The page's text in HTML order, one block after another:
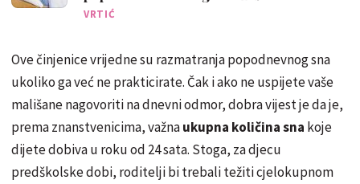
VRTIĆ
Ove činjenice vrijedne su razmatranja popodnevnog sna
ukoliko ga već ne prakticirate. Čak i ako ne uspijete vaše
mališane nagovoriti na dnevni odmor, dobra vijest je da je,
prema znanstvenicima, važnaukupna količina sna koje
dijete dobiva u roku od 24 sata. Stoga, za djecu
predškolske dobi, roditelji bi trebali težiti cjelokupnom